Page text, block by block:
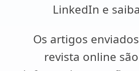
LinkedIn e
Os artigos
revista online